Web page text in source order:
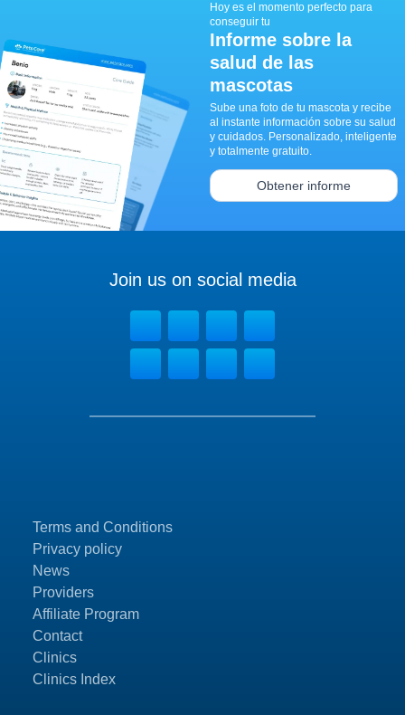
Hoy es el momento perfecto para
conseguir tu
Informe sobre la
salud de las
mascotas
Sube una foto de tu mascota y recibe
al instante información sobre su salud
y cuidados. Personalizado, inteligente
y totalmente gratuito.
Obtener informe
Terms and Conditions
Privacy policy
News
Providers
Affiliate Program
Contact
Clinics
Clinics Index
Join us on social media